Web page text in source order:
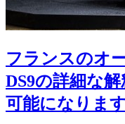
フランスのオ
DS9の詳細な
可能になりま